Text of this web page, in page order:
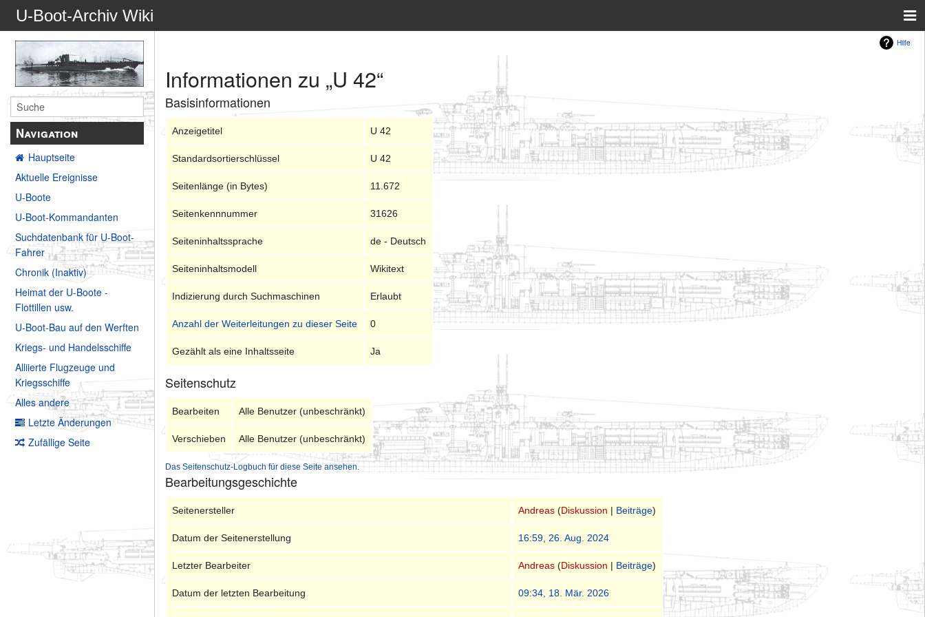
U-Boot-Archiv Wiki
Navigation
Hauptseite
Aktuelle Ereignisse
U-Boote
U-Boot-Kommandanten
Suchdatenbank für U-Boot-
Fahrer
Chronik (Inaktiv)
Heimat der U-Boote -
Flottillen usw.
U-Boot-Bau auf den Werften
Kriegs- und Handelsschiffe
Alliierte Flugzeuge und
Kriegsschiffe
Alles andere
Letzte Änderungen
Zufällige Seite
Hilfe
Informationen zu „U 42“
Basisinformationen
Anzeigetitel U 42
Standardsortierschlüssel U 42
Seitenlänge (in Bytes) 11.672
Seitenkennnummer 31626
Seiteninhaltssprache de - Deutsch
Seiteninhaltsmodell Wikitext
Indizierung durch Suchmaschinen Erlaubt
Anzahl der Weiterleitungen zu dieser Seite 0
Gezählt als eine Inhaltsseite Ja
Seitenschutz
Bearbeiten Alle Benutzer (unbeschränkt)
Verschieben Alle Benutzer (unbeschränkt)
Das Seitenschutz-Logbuch für diese Seite ansehen.
Bearbeitungsgeschichte
Seitenersteller Andreas (Diskussion | Beiträge)
Datum der Seitenerstellung 16:59, 26. Aug. 2024
Letzter Bearbeiter Andreas (Diskussion | Beiträge)
Datum der letzten Bearbeitung 09:34, 18. Mär. 2026